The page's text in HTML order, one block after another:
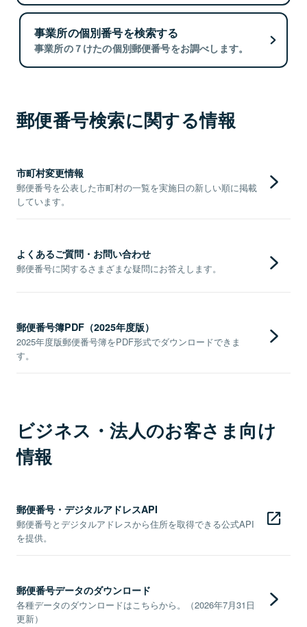
事業所の個別番号を検索する
事業所の７けたの個別郵便番号をお調べします。
郵便番号検索に関する情報
市町村変更情報
郵便番号を公表した市町村の一覧を実施日の新しい順に掲載
しています。
よくあるご質問・お問い合わせ
郵便番号に関するさまざまな疑問にお答えします。
郵便番号簿PDF（2025年度版）
2025年度版郵便番号簿をPDF形式でダウンロードできま
す。
ビジネス・法人のお客さま向け
情報
郵便番号・デジタルアドレスAPI
郵便番号とデジタルアドレスから住所を取得できる公式API
を提供。
郵便番号データのダウンロード
各種データのダウンロードはこちらから。（2026年7月31日
更新）